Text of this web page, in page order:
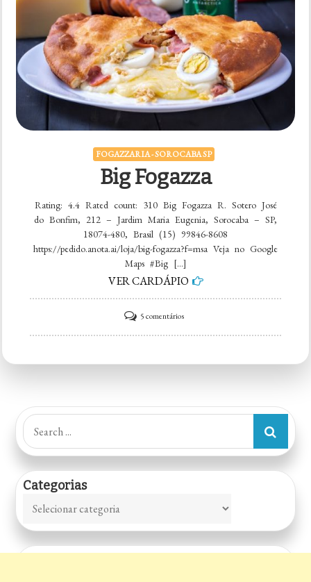
FOGAZZARIA - SOROCABA SP
Big Fogazza
Rating: 4.4 Rated count: 310 Big Fogazza R. Sotero José
do Bonfim, 212 – Jardim Maria Eugenia, Sorocaba – SP,
18074-480, Brasil (15) 99846-8608
https://pedido.anota.ai/loja/big-fogazza?f=msa Veja no Google
Maps #Big […]
VER CARDÁPIO
5 comentáriosem
Big
Search
for:
Categorias
Categorias